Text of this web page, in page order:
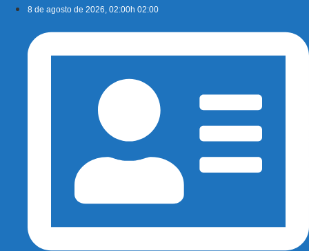
conteúdo
8 de agosto de 2026, 02:00h 02:00